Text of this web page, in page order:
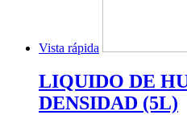
Vista rápida
LIQUIDO DE
DENSIDAD (5L)